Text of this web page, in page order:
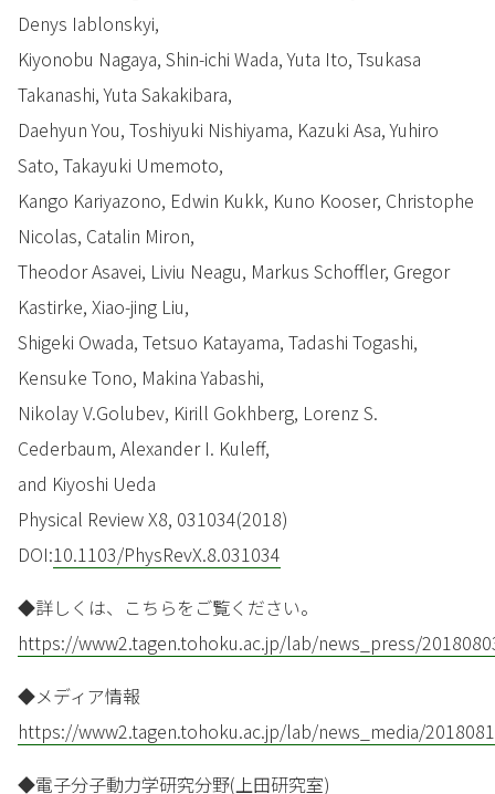
Denys Iablonskyi,
Kiyonobu Nagaya, Shin-ichi Wada, Yuta Ito, Tsukasa
Takanashi, Yuta Sakakibara,
Daehyun You, Toshiyuki Nishiyama, Kazuki Asa, Yuhiro
Sato, Takayuki Umemoto,
Kango Kariyazono, Edwin Kukk, Kuno Kooser, Christophe
Nicolas, Catalin Miron,
Theodor Asavei, Liviu Neagu, Markus Schoffler, Gregor
Kastirke, Xiao-jing Liu,
Shigeki Owada, Tetsuo Katayama, Tadashi Togashi,
Kensuke Tono, Makina Yabashi,
Nikolay V.Golubev, Kirill Gokhberg, Lorenz S.
Cederbaum, Alexander I. Kuleff,
and Kiyoshi Ueda
Physical Review X8, 031034(2018)
DOI:10.1103/PhysRevX.8.031034
◆詳しくは、こちらをご覧ください。
https://www2.tagen.tohoku.ac.jp/lab/news_press/
◆メディア情報
https://www2.tagen.tohoku.ac.jp/lab/news_media/
◆電子分子動力学研究分野(上田研究室)